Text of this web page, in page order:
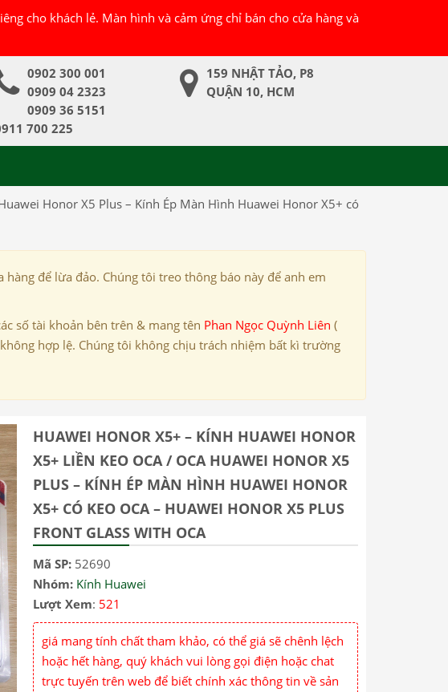
cho khách lẻ. Màn hình và cảm ứng chỉ bán cho cửa hàng và
0902 300 001
0909 04 2323
0909 36 5151
700 225
159 NHẬT TẢO, P8
QUẬN 10, HCM
Honor X5 Plus – Kính Ép Màn Hình Huawei Honor X5+ có
để lừa đảo. Chúng tôi treo thông báo này để anh em
số tài khoản bên trên & mang tên Phan Ngọc Quỳnh Liên (
hợp lệ. Chúng tôi không chịu trách nhiệm bất kì trường
HUAWEI HONOR X5+ – KÍNH HUAWEI HONOR
X5+ LIỀN KEO OCA / OCA HUAWEI HONOR X5
PLUS – KÍNH ÉP MÀN HÌNH HUAWEI HONOR
X5+ CÓ KEO OCA – HUAWEI HONOR X5 PLUS
FRONT GLASS WITH OCA
Mã SP: 52690
Nhóm: Kính Huawei
Lượt Xem: 521
giá mang tính chất tham khảo, có thể giá sẽ chênh lệch
hoặc hết hàng, quý khách vui lòng gọi điện hoặc chat
trực tuyến trên web để biết chính xác thông tin về sản